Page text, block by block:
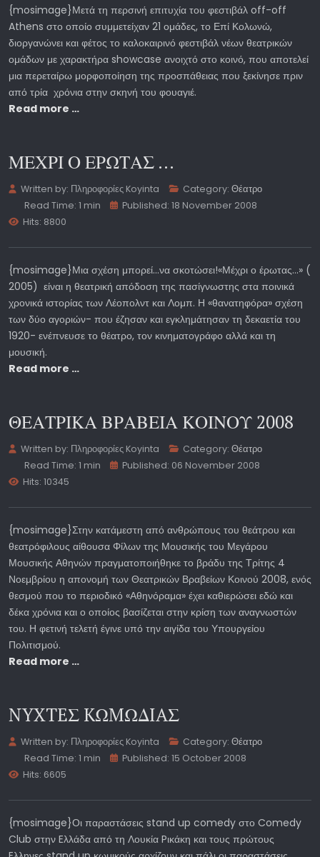
{mosimage}Μετά τη περσινή επιτυχία του φεστιβάλ off-off
Athens στο οποίο συμμετείχαν 21 ομάδες, το Επί Κολωνώ,
διοργανώνει και φέτος το καλοκαιρινό φεστιβάλ νέων θεατρικών
ομάδων με χαρακτήρα showcase ανοιχτό στο κοινό, που αποτελεί
μια περεταίρω μορφοποίηση της προσπάθειας που ξεκίνησε πριν
από τρία χρόνια στην σκηνή του φουαγιέ.
Read more …
ΜΕΧΡΙ Ο ΕΡΩΤΑΣ ...
Written by: Πληροφορίες Koyinta Category:Θέατρο
Read Time: 1 min
Published: 18 November 2008
Hits: 8800
{mosimage}Μια σχέση μπορεί...να σκοτώσει!«Μέχρι ο έρωτας...» (
2005) είναι η θεατρική απόδοση της πασίγνωστης στα ποινικά
χρονικά ιστορίας των Λέοπολντ και Λομπ. Η «θανατηφόρα» σχέση
των δύο αγοριών- που έζησαν και εγκλημάτησαν τη δεκαετία του
1920- ενέπνευσε το θέατρο, τον κινηματογράφο αλλά και τη
μουσική.
Read more …
ΘΕΑΤΡΙΚΑ ΒΡΑΒΕΙΑ ΚΟΙΝΟΥ 2008
Written by: Πληροφορίες Koyinta Category:Θέατρο
Read Time: 1 min
Published: 06 November 2008
Hits: 10345
{mosimage}Στην κατάμεστη από ανθρώπους του θεάτρου και
θεατρόφιλους αίθουσα Φίλων της Μουσικής του Μεγάρου
Μουσικής Αθηνών πραγματοποιήθηκε το βράδυ της Τρίτης 4
Νοεμβρίου η απονομή των Θεατρικών Βραβείων Κοινού 2008, ενός
θεσμού που το περιοδικό «Αθηνόραμα» έχει καθιερώσει εδώ και
δέκα χρόνια και ο οποίος βασίζεται στην κρίση των αναγνωστών
του. Η φετινή τελετή έγινε υπό την αιγίδα του Υπουργείου
Πολιτισμού.
Read more …
NYXTEΣ KΩMΩΔIAΣ
Written by: Πληροφορίες Koyinta Category:Θέατρο
Read Time: 1 min
Published: 15 October 2008
Hits: 6605
{mosimage}Οι παραστάσεις stand up comedy στο Comedy
Club στην Eλλάδα από τη Λουκία Pικάκη και τους πρώτους